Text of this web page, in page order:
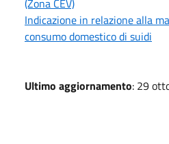
Indicazione in relazione alla
consumo domestico di suidi
Ultimo aggiornamento: 29